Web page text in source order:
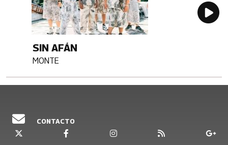
SIN AFÁN
Artista
MONTE
CONTACTO